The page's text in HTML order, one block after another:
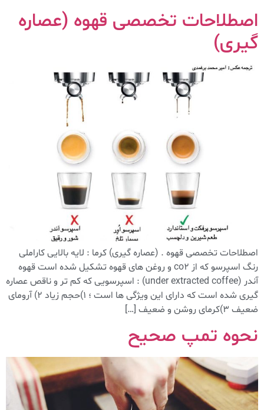
اصطلاحات تخصصی قهوه (عصاره
گیری)
اصطلاحات تخصصی قهوه . (عصاره گیری) کرما : لایه بالایی کاراملی
رنگ اسپرسو که از co2 و روغن های قهوه تشکیل شده است قهوه
آندر (under extracted coffee) : اسپرسویی که کم تر و ناقص عصاره
گیری شده است که دارای این ویژگی ها است ؛ ۱)حجم زیاد ۲) آرومای
ضعیف ۳)کرمای روشن و ضعیف […]
نحوه تمپ صحیح